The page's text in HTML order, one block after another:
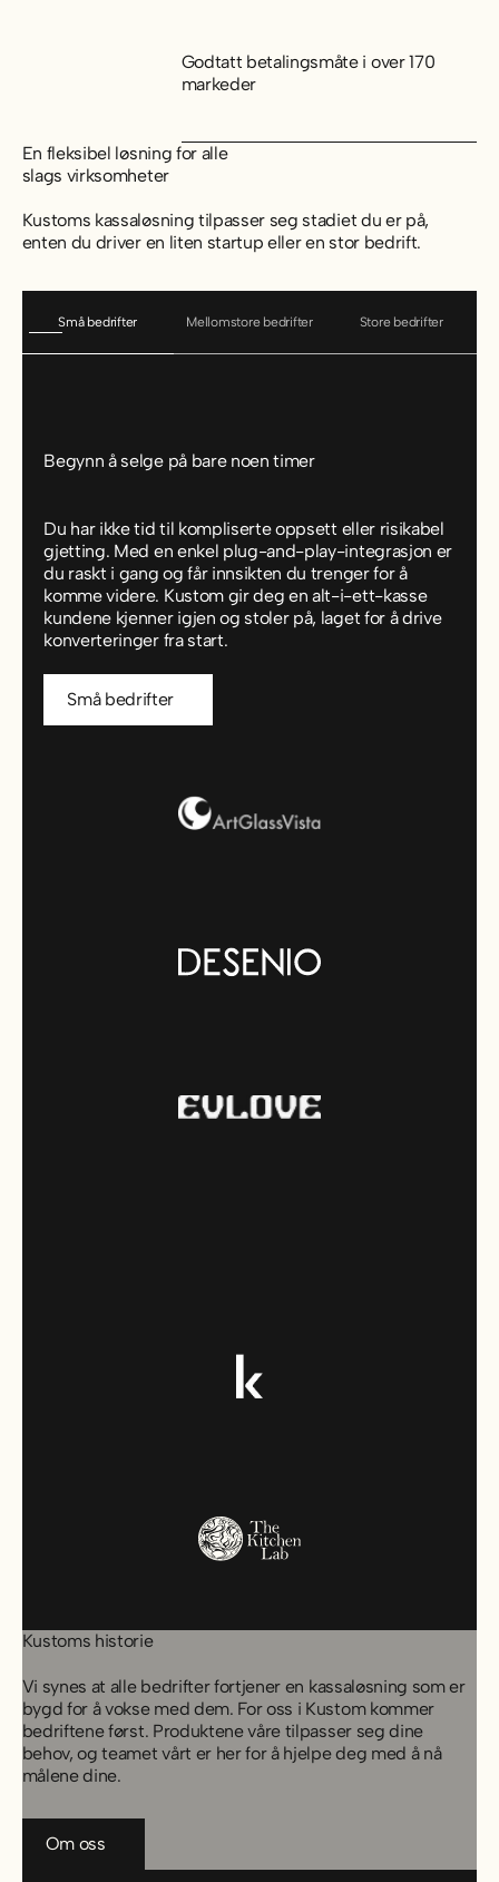
Godtatt betalingsmåte i over 170
markeder
En fleksibel løsning for alle
slags virksomheter
Kustoms kassaløsning tilpasser seg stadiet du er på,
enten du driver en liten startup eller en stor bedrift.
Små bedrifter Mellomstore bedrifter Store bedrifter
Begynn å selge på bare noen timer
Du har ikke tid til kompliserte oppsett eller risikabel
gjetting. Med en enkel plug-and-play-integrasjon er
du raskt i gang og får innsikten du trenger for å
komme videre. Kustom gir deg en alt-i-ett-kasse
kundene kjenner igjen og stoler på, laget for å drive
konverteringer fra start.
Små bedrifter
Kustoms historie
Vi synes at alle bedrifter fortjener en kassaløsning som er
bygd for å vokse med dem. For oss i Kustom kommer
bedriftene først. Produktene våre tilpasser seg dine
behov, og teamet vårt er her for å hjelpe deg med å nå
målene dine.
Om oss